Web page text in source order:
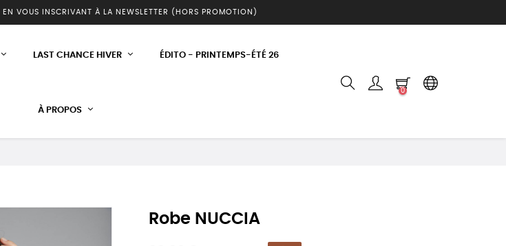
EN VOUS INSCRIVANT À LA NEWSLETTER (HORS PROMOTION)
LAST CHANCE HIVER ÉDITO - PRINTEMPS-ÉTÉ 26
À PROPOS
0
Robe NUCCIA